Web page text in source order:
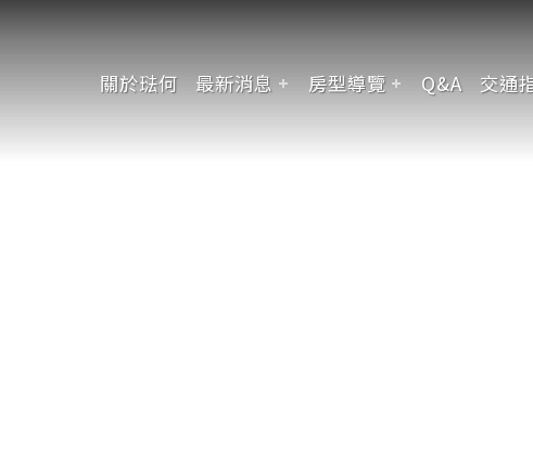
關於琺何 最新消息 房型導覽 Q&A 交通